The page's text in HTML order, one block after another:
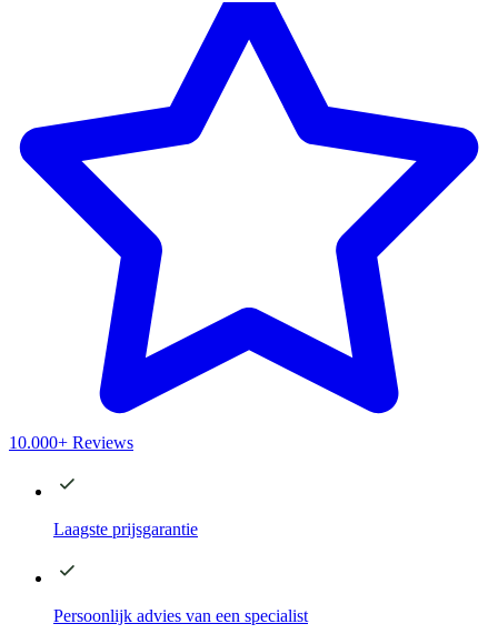
10.000+ Reviews
Laagste prijsgarantie
Persoonlijk advies van een specialist